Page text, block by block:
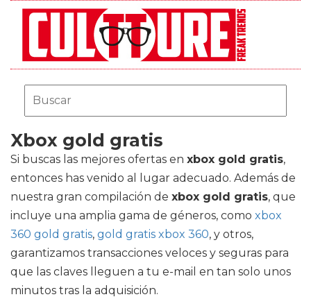
Xbox gold gratis
Si buscas las mejores ofertas en xbox gold gratis,
entonces has venido al lugar adecuado. Además de
nuestra gran compilación de xbox gold gratis, que
incluye una amplia gama de géneros, como xbox
360 gold gratis, gold gratis xbox 360, y otros,
garantizamos transacciones veloces y seguras para
que las claves lleguen a tu e-mail en tan solo unos
minutos tras la adquisición.